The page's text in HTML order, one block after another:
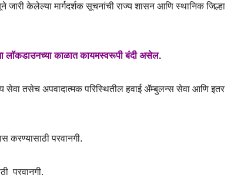
केलेल्या मार्गदर्शक सूचनांची राज्य शासन आणि स्थानिक जिल्हा
लॉकडाउनच्या काळात कायमस्वरूपी बंदी असेल.
सेवा तसेच अपवादात्मक परिस्थितील हवाई ॲम्बुलन्स सेवा आणि इतर
करण्यासाठी परवानगी.
परवानगी.